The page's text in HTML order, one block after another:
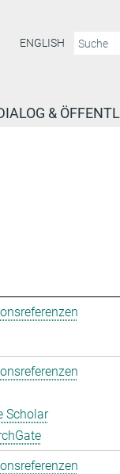
ENGLISH
&
Scholar